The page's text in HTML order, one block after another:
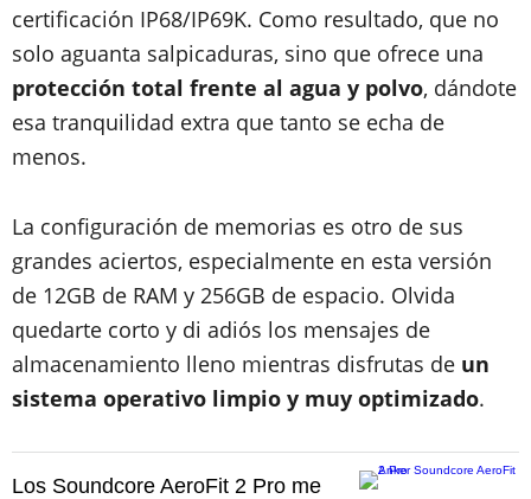
certificación IP68/IP69K. Como resultado, que no
solo aguanta salpicaduras, sino que ofrece una
protección total frente al agua y polvo, dándote
esa tranquilidad extra que tanto se echa de
menos.
La configuración de memorias es otro de sus
grandes aciertos, especialmente en esta versión
de 12GB de RAM y 256GB de espacio. Olvida
quedarte corto y di adiós los mensajes de
almacenamiento lleno mientras disfrutas de un
sistema operativo limpio y muy optimizado.
Los Soundcore AeroFit 2 Pro me